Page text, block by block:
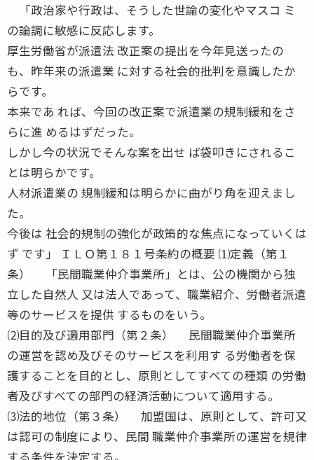
「政治家や行政は、そうした世論の変化やマスコ ミ
の論調に敏感に反応します。
厚生労働省が派遣法 改正案の提出を今年見送ったの
も、昨年来の派遣業 に対する社会的批判を意識したか
らです。
本来であ れば、今回の改正案で派遣業の規制緩和をさ
らに進 めるはずだった。
しかし今の状況でそんな案を出せ ば袋叩きにされるこ
とは明らかです。
人材派遣業の 規制緩和は明らかに曲がり角を迎えまし
た。
今後は 社会的規制の強化が政策的な焦点になっていくは
ず です」 ＩＬＯ第１８１号条約の概要 ⑴定義（第１
条） 「民間職業仲介事業所」とは、公の機関から独
立した自然人 又は法人であって、職業紹介、労働者派遣
等のサービスを提供 するものをいう。
⑵目的及び適用部門（第２条） 民間職業仲介事業所
の運営を認め及びそのサービスを利用す る労働者を保
護することを目的とし、原則としてすべての種類 の労働
者及びすべての部門の経済活動について適用する。
⑶法的地位（第３条） 加盟国は、原則として、許可又
は認可の制度により、民間 職業仲介事業所の運営を規律
する条件を決定する。